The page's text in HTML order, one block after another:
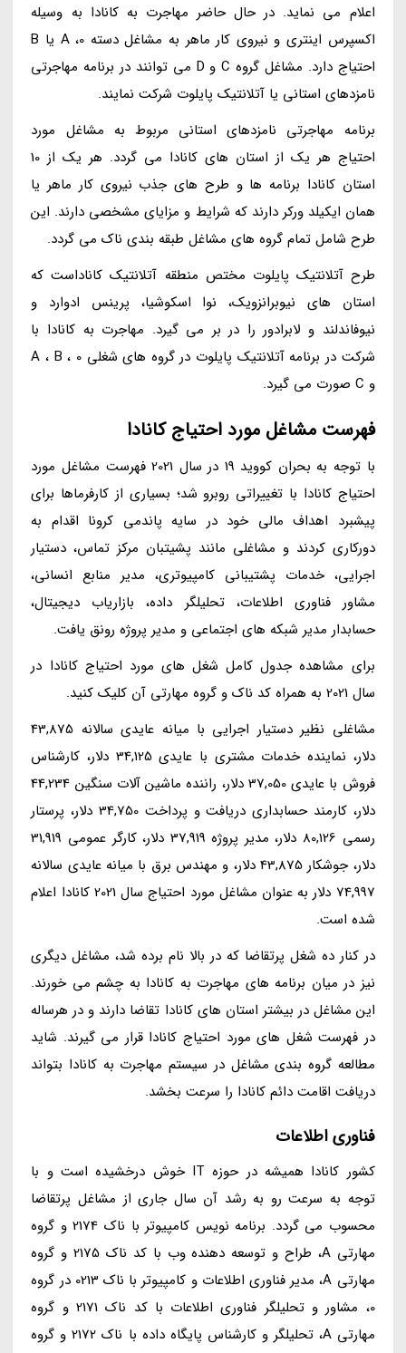
اعلام می نماید. در حال حاضر مهاجرت به کانادا به وسیله
اکسپرس اینتری و نیروی کار ماهر به مشاغل دسته 0، A یا B
احتیاج دارد. مشاغل گروه C و D می توانند در برنامه مهاجرتی
نامزدهای استانی یا آتلانتیک پایلوت شرکت نمایند.
برنامه مهاجرتی نامزدهای استانی مربوط به مشاغل مورد
احتیاج هر یک از استان های کانادا می گردد. هر یک از 10
استان کانادا برنامه ها و طرح های جذب نیروی کار ماهر یا
همان ایکیلد ورکر دارند که شرایط و مزایای مشخصی دارند. این
طرح شامل تمام گروه های مشاغل طبقه بندی ناک می گردد.
طرح آتلانتیک پایلوت مختص منطقه آتلانتیک کاناداست که
استان های نیوبرانزویک، نوا اسکوشیا، پرینس ادوارد و
نیوفاندلند و لابرادور را در بر می گیرد. مهاجرت به کانادا با
شرکت در برنامه آتلانتیک پایلوت در گروه های شغلی 0 ، A ، B
و C صورت می گیرد.
فهرست مشاغل مورد احتیاج کانادا
با توجه به بحران کووید 19 در سال 2021 فهرست مشاغل مورد
احتیاج کانادا با تغییراتی روبرو شد؛ بسیاری از کارفرماها برای
پیشبرد اهداف مالی خود در سایه پاندمی کرونا اقدام به
دورکاری کردند و مشاغلی مانند پشیتبان مرکز تماس، دستیار
اجرایی، خدمات پشتیبانی کامپیوتری، مدیر منابع انسانی،
مشاور فناوری اطلاعات، تحلیلگر داده، بازاریاب دیجیتال،
حسابدار مدیر شبکه های اجتماعی و مدیر پروژه رونق یافت.
برای مشاهده جدول کامل شغل های مورد احتیاج کانادا در
سال 2021 به همراه کد ناک و گروه مهارتی آن کلیک کنید.
مشاغلی نظیر دستیار اجرایی با میانه عایدی سالانه 43,875
دلار، نماینده خدمات مشتری با عایدی 34,125 دلار، کارشناس
فروش با عایدی 37,050 دلار، راننده ماشین آلات سنگین 44,234
دلار، کارمند حسابداری دریافت و پرداخت 34,750 دلار، پرستار
رسمی 80,126 دلار، مدیر پروژه 37,919 دلار، کارگر عمومی 31,919
دلار، جوشکار 43,875 دلار، و مهندس برق با میانه عایدی سالانه
74,997 دلار به عنوان مشاغل مورد احتیاج سال 2021 کانادا اعلام
شده است.
در کنار ده شغل پرتقاضا که در بالا نام برده شد، مشاغل دیگری
نیز در میان برنامه های مهاجرت به کانادا به چشم می خورند.
این مشاغل در بیشتر استان های کانادا تقاضا دارند و در هرساله
در فهرست شغل های مورد احتیاج کانادا قرار می گیرند. شاید
مطالعه گروه بندی مشاغل در سیستم مهاجرت به کانادا بتواند
دریافت اقامت دائم کانادا را سرعت بخشد.
فناوری اطلاعات
کشور کانادا همیشه در حوزه IT خوش درخشیده است و با
توجه به سرعت رو به رشد آن سال جاری از مشاغل پرتقاضا
محسوب می گردد. برنامه نویس کامپیوتر با ناک 2174 و گروه
مهارتی A، طراح و توسعه دهنده وب با کد ناک 2175 و گروه
مهارتی A، مدیر فناوری اطلاعات و کامپیوتر با ناک 0213 در گروه
0، مشاور و تحلیلگر فناوری اطلاعات با کد ناک 2171 و گروه
مهارتی A، تحلیلگر و کارشناس پایگاه داده با ناک 2172 و گروه